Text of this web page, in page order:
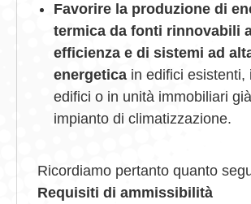
Favorire la produzione di
termica da fonti rinnovabili
efficienza e di sistemi ad
energeticain edifici esistenti,
edifici o in unità immobiliari
impianto di climatizzazione.
Ricordiamo pertanto quanto
Requisiti di ammissibilità